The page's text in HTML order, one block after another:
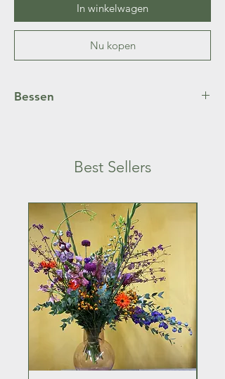
In winkelwagen
Nu kopen
Bessen
Best Sellers